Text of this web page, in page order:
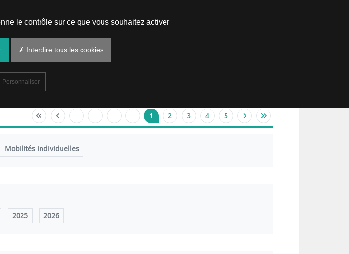
1 2 3 4 5
Mobilités individuelles
2025 2026
le contrôle sur ce que vous souhaitez activer
✗ Interdire tous les cookies
Personnaliser